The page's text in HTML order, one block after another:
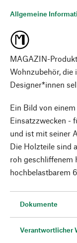
Allgemeine
MAGAZIN-
Wohnzubehör,
Designer*innen
Ein Bild von
Einsatzzwecken -
und ist mit seiner
Die Holzteile sind
roh geschliffenem
hochbelastbarem
Dokumente
Verantwortlicher